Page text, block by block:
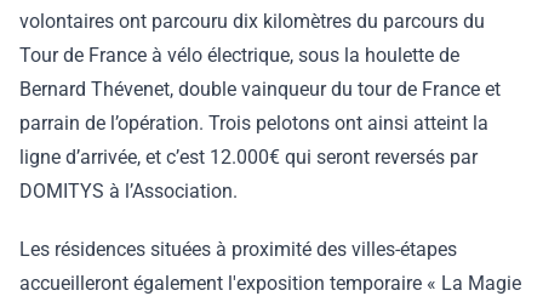
volontaires ont parcouru dix kilomètres du parcours du
Tour de France à vélo électrique, sous la houlette de
Bernard Thévenet, double vainqueur du tour de France et
parrain de l’opération. Trois pelotons ont ainsi atteint la
ligne d’arrivée, et c’est 12.000€ qui seront reversés par
DOMITYS à l’Association.
Les résidences situées à proximité des villes-étapes
accueilleront également l'exposition temporaire « La Magie